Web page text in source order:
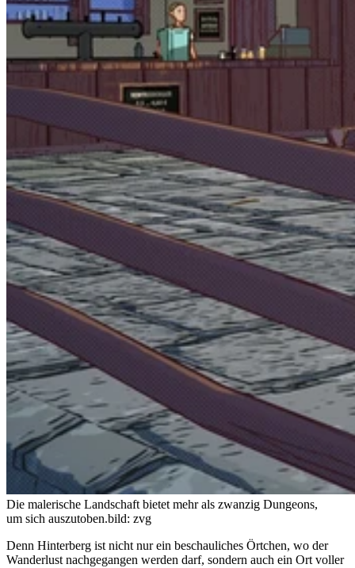
Die malerische Landschaft bietet mehr als zwanzig Dungeons,
um sich auszutoben.bild: zvg
Denn Hinterberg ist nicht nur ein beschauliches Örtchen, wo der
Wanderlust nachgegangen werden darf, sondern auch ein Ort voller